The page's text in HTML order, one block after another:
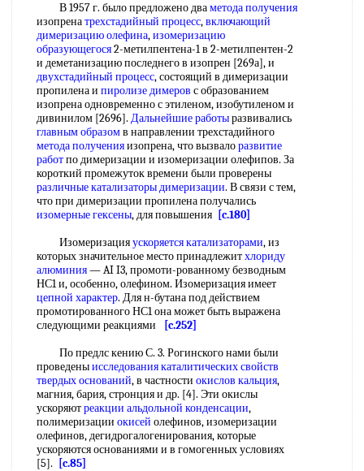
В 1957 г. было предложено дваметода получения
изопренатрехстадийный процесс,включающий
димеризацию олефина,изомеризацию
образующегося2-метилпентена-1 в 2-метилпентен-2
и деметанизацию последнего в изопрен [269а], и
двухстадийный процесс, состоящий в димеризации
пропилена и пиролизе димеров с образованием
изопрена одновременно с этиленом, изобутиленом и
дивинилом [2696]. Дальнейшие работыразвивались
главным образомв направлении трехстадийного
метода полученияизопрена, что вызвалоразвитие
работпо димеризации и изомеризации олефипов. За
короткий промежуток времени были проверены
различные катализаторы димеризации. В связи с тем,
что при димеризации пропилена получались
изомерные гексены, для повышения [c.180]
Изомеризацияускоряется катализаторами, из
которых значительное место принадлежитхлориду
алюминия— AI I3, промоти-рованному безводным
НС1 и, особенно, олефином. Изомеризация имеет
цепной характер. Для н-бутана под действием
промотированного НС1 она может быть выражена
следующими реакциями
[c.252]
По предлс кению С. 3. Рогинского нами были
проведеныисследования каталитических свойств
твердых оснований, в частности окислов кальция,
магния, бария, стронция и др. [4]. Эти окислы
ускоряютреакции альдольной конденсации,
полимеризации окисей олефинов, изомеризации
олефинов, дегидрогалогенирования, которые
ускоряются основаниями и в гомогенных условиях
[5].
[c.85]